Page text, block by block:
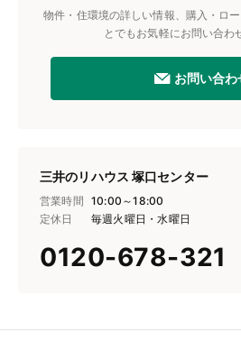
物件・住環境の詳しい情報、購入・ロ
とでもお気軽にお問い合わ
お問い合わ
三井のリハウス 塚口センター
営業時間 10:00～18:00
定休日
毎週火曜日・水曜日
0120-678-321